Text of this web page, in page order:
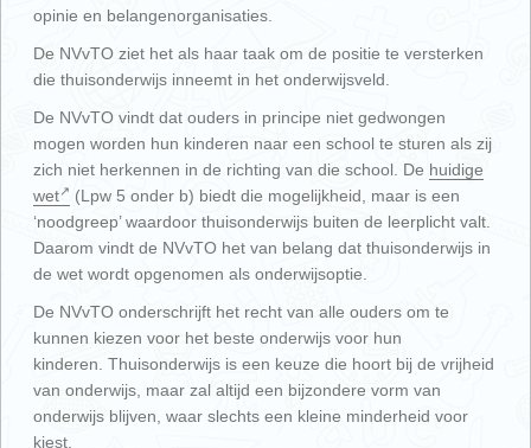
opinie en belangenorganisaties.
De NVvTO ziet het als haar taak om de positie te versterken
die thuisonderwijs inneemt in het onderwijsveld.
De NVvTO vindt dat ouders in principe niet gedwongen
mogen worden hun kinderen naar een school te sturen als zij
zich niet herkennen in de richting van die school. De huidige
wet
(Lpw 5 onder b) biedt die mogelijkheid, maar is een
‘noodgreep’ waardoor thuisonderwijs buiten de leerplicht valt.
Daarom vindt de NVvTO het van belang dat thuisonderwijs in
de wet wordt opgenomen als onderwijsoptie.
De NVvTO onderschrijft het recht van alle ouders om te
kunnen kiezen voor het beste onderwijs voor hun
kinderen. Thuisonderwijs is een keuze die hoort bij de vrijheid
van onderwijs, maar zal altijd een bijzondere vorm van
onderwijs blijven, waar slechts een kleine minderheid voor
kiest.